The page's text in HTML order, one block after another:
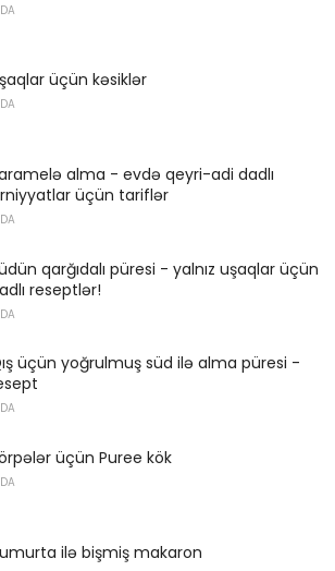
üçün kəsiklər
alma - evdə qeyri-adi dadlı
üçün tariflər
qarğıdalı püresi - yalnız uşaqlar üçün
reseptlər!
üçün yoğrulmuş süd ilə alma püresi -
üçün Puree kök
ilə bişmiş makaron